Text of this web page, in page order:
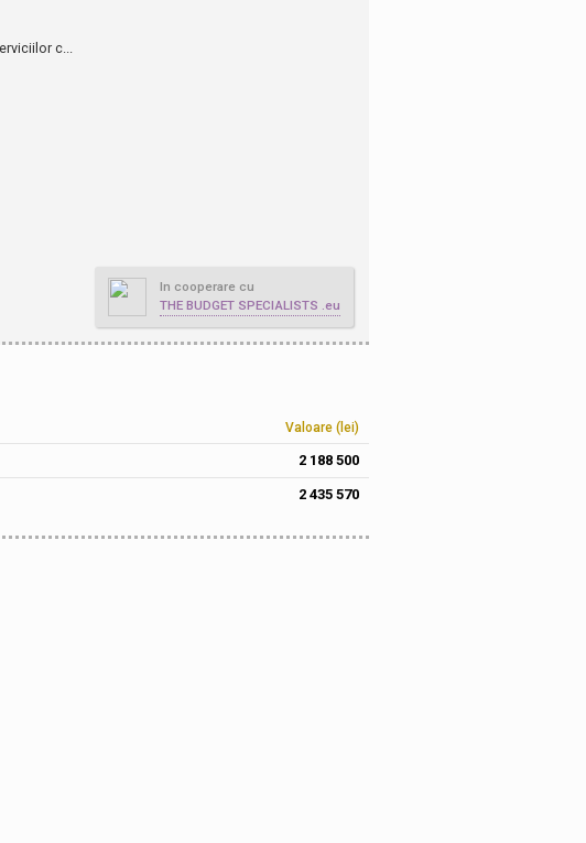
In cooperare cu
THE BUDGET SPECIALISTS .eu
Valoare (lei)
2 188 500
2 435 570